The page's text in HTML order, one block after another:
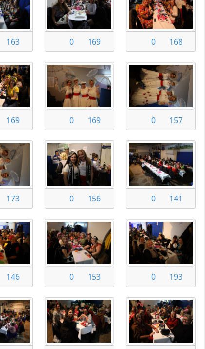
163 0 169 0 168
169 0 169 0 157
173 0 156 0 141
146 0 153 0 193